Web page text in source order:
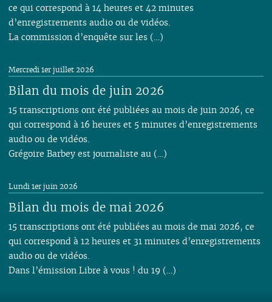
ce qui correspond à 14 heures et 42 minutes
d’enregistrements audio ou de vidéos.
La commission d’enquête sur les (…)
Bilan du mois de juin 2026
Mercredi 1er juillet 2026
15 transcriptions ont été publiées au mois de juin 2026, ce
qui correspond à 16 heures et 5 minutes d’enregistrements
audio ou de vidéos.
Grégoire Barbey est journaliste au (…)
Bilan du mois de mai 2026
Lundi 1er juin 2026
15 transcriptions ont été publiées au mois de mai 2026, ce
qui correspond à 12 heures et 31 minutes d’enregistrements
audio ou de vidéos.
Dans l’émission Libre à vous ! du 19 (…)